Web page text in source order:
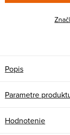
Popis
Parametre
Hodnotenie